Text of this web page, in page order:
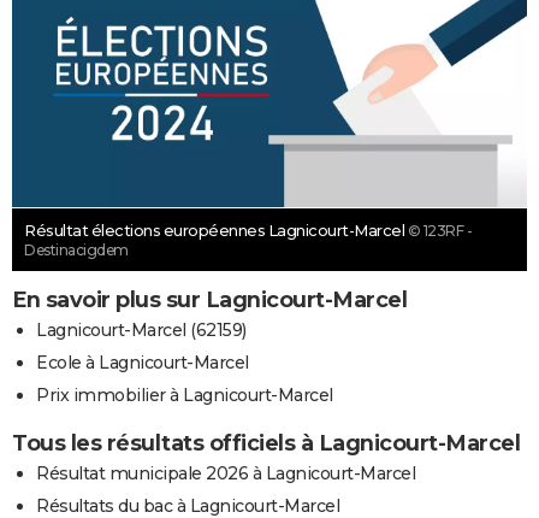
Résultat élections européennes Lagnicourt-Marcel © 123RF -
Destinacigdem
En savoir plus sur Lagnicourt-Marcel
Lagnicourt-Marcel (62159)
Ecole à Lagnicourt-Marcel
Prix immobilier à Lagnicourt-Marcel
Tous les résultats officiels à Lagnicourt-Marcel
Résultat municipale 2026 à Lagnicourt-Marcel
Résultats du bac à Lagnicourt-Marcel